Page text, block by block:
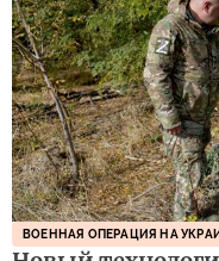
ВОЕННАЯ ОПЕРАЦИЯ НА